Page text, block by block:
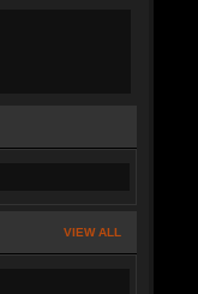
VIEW ALL